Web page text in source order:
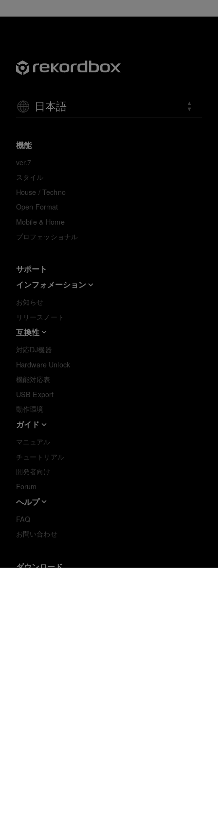
日本語
機能
ver.7
スタイル
House / Techno
Open Format
Mobile & Home
プロフェッショナル
サポート
インフォメーション
お知らせ
リリースノート
互換性
対応DJ機器
Hardware Unlock
機能対応表
USB Export
動作環境
ガイド
マニュアル
チュートリアル
開発者向け
Forum
ヘルプ
FAQ
お問い合わせ
ダウンロード